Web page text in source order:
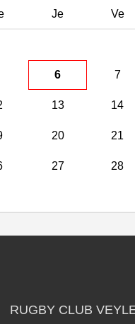
Je Ve
6 7
13 14
20 21
27 28
RUGBY CLUB